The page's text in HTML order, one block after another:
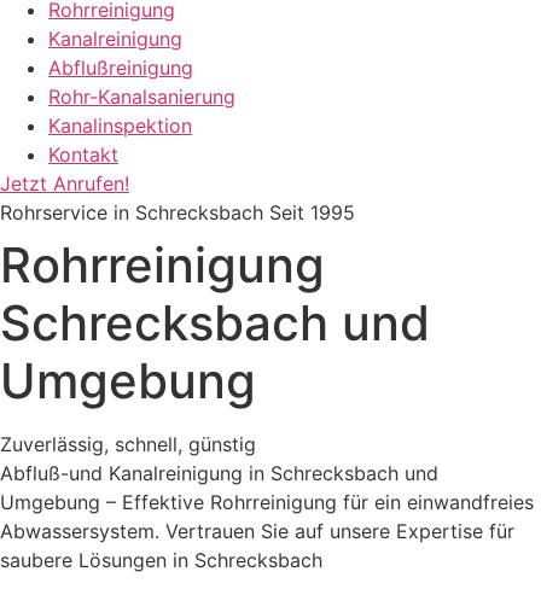
Rohrreinigung
Kanalreinigung
Abflußreinigung
Rohr-Kanalsanierung
Kanalinspektion
Kontakt
Jetzt Anrufen!
Rohrservice in Schrecksbach Seit 1995
Rohrreinigung
Schrecksbach und
Umgebung
Zuverlässig, schnell, günstig
Abfluß-und Kanalreinigung in Schrecksbach und
Umgebung – Effektive Rohrreinigung für ein einwandfreies
Abwassersystem. Vertrauen Sie auf unsere Expertise für
saubere Lösungen in Schrecksbach